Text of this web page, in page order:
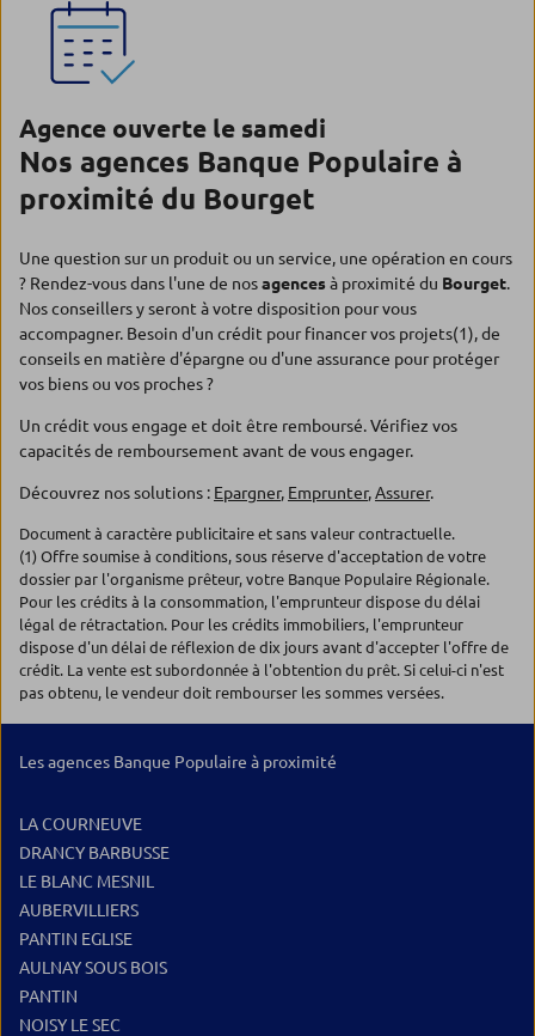
Agence ouverte le samedi
Nos agences Banque Populaire à
proximité du Bourget
Une question sur un produit ou un service, une opération en cours
? Rendez-vous dans l'une de nosagencesà proximité du Bourget.
Nos conseillers y seront à votre disposition pour vous
accompagner. Besoin d'un crédit pour financer vos projets(1), de
conseils en matière d'épargne ou d'une assurance pour protéger
vos biens ou vos proches ?
Un crédit vous engage et doit être remboursé. Vérifiez vos
capacités de remboursement avant de vous engager.
Découvrez nos solutions : Epargner, Emprunter,Assurer.
Document à caractère publicitaire et sans valeur contractuelle.
(1) Offre soumise à conditions, sous réserve d'acceptation de votre
dossier par l'organisme prêteur, votre Banque Populaire Régionale.
Pour les crédits à la consommation, l'emprunteur dispose du délai
légal de rétractation. Pour les crédits immobiliers, l'emprunteur
dispose d'un délai de réflexion de dix jours avant d'accepter l'offre de
crédit. La vente est subordonnée à l'obtention du prêt. Si celui-ci n'est
pas obtenu, le vendeur doit rembourser les sommes versées.
Les agences Banque Populaire à proximité
LA COURNEUVE
DRANCY BARBUSSE
LE BLANC MESNIL
AUBERVILLIERS
PANTIN EGLISE
AULNAY SOUS BOIS
PANTIN
NOISY LE SEC